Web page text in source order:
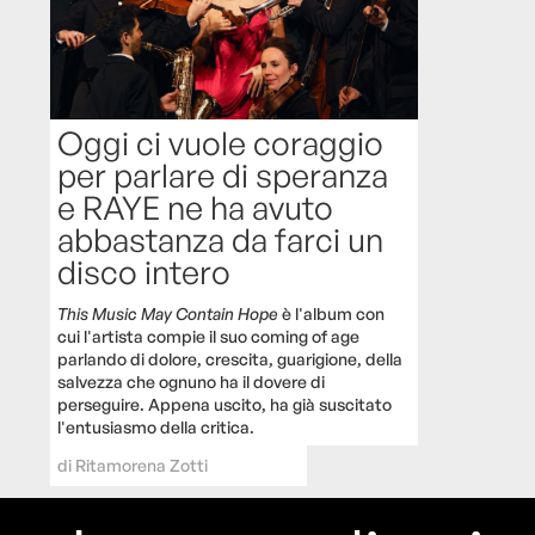
Oggi ci vuole coraggio
per parlare di speranza
e RAYE ne ha avuto
abbastanza da farci un
disco intero
This Music May Contain Hope è l'album con
cui l'artista compie il suo coming of age
parlando di dolore, crescita, guarigione, della
salvezza che ognuno ha il dovere di
perseguire. Appena uscito, ha già suscitato
l'entusiasmo della critica.
di Ritamorena Zotti